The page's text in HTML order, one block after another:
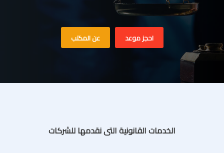
احجز موعد عن المكتب
الخدمات القانونية التى نقدمها للشركات